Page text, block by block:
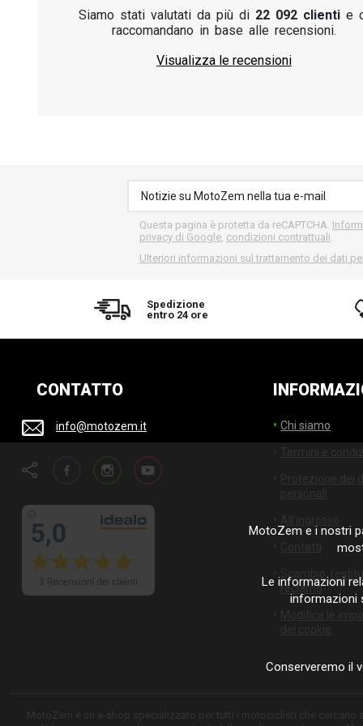
Siamo stati valutati da più di 22 092 clienti e
raccomandano in base alle recensioni.
Visualizza le recensioni
Questa pagina è protetta da reCAPTCHA.
privacy di Google, condizioni contrattuali.
Ulteriori informazioni sul trattamento dei dati
Spedizione
entro 24 ore
CONTATTO
info@motozem.it
FacebookInstagramYouTube
Chi siamo
Scambio,
reclamo
MotoZem e i nostri
Le informazioni
informazioni
Conserveremo il